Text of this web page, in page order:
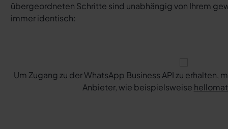
übergeordneten Schritte sind unabhängig von Ihrem
immer identisch:
Um Zugang zu der WhatsApp Business API zu erhalten,
Anbieter, wie beispielsweise